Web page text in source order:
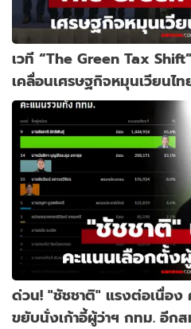
เวที “The Green Tax
เคลื่อนเศรษฐกิจหมุนเวียนไท
ด่วน! "ชัชชาติ" แรงต่อเนื่อง
ขยับนั่งเก้าอี้ผู้ว่าฯ กทม. อีก